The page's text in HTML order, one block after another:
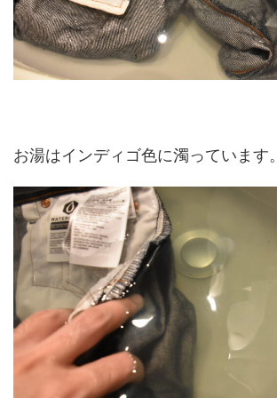
お湯はインディゴ色に濁っています。